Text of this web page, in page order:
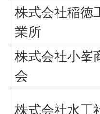
株式会社稲徳
業所
株式会社小峯
会
株式会社水工